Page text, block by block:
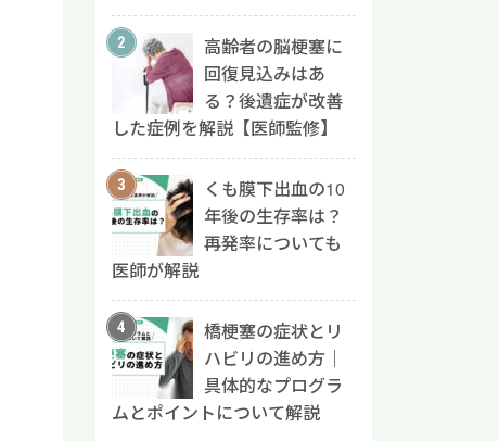
高齢者の脳梗塞に
回復見込みはあ
る？後遺症が改善
した症例を解説【医師監修】
くも膜下出血の10
年後の生存率は？
再発率についても
医師が解説
橋梗塞の症状とリ
ハビリの進め方｜
具体的なプログラ
ムとポイントについて解説